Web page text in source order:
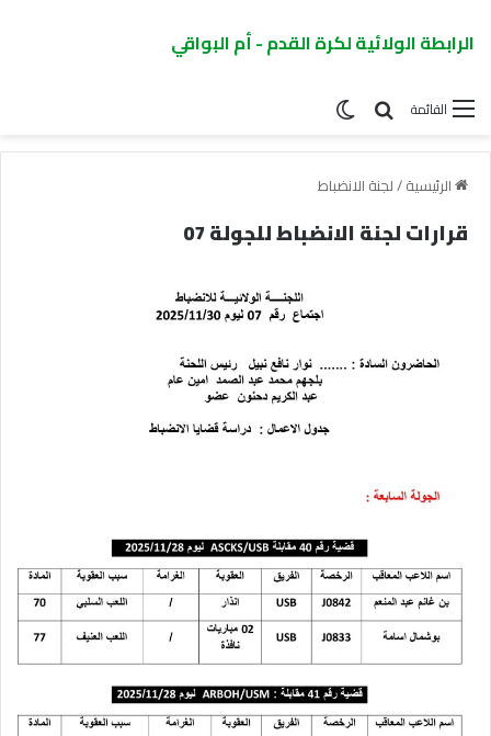
الرابطة الولائية لكرة القدم - أم البواقي
القائمة
الرئيسية/لجنة الانضباط
قرارات لجنة الانضباط للجولة 07